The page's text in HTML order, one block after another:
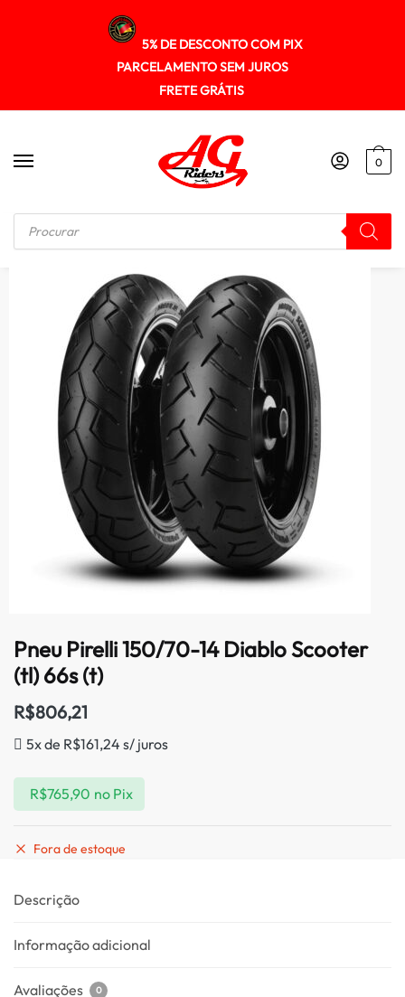
5% DE DESCONTO COM PIX
PARCELAMENTO SEM JUROS
FRETE GRÁTIS
0
Início / PNEUS
Pneu Pirelli 150/70-14 Diablo Scooter
(tl) 66s (t)
R$806,21
5x de R$161,24 s/ juros
R$765,90 no Pix
Fora de estoque
Descrição
Informação adicional
Avaliações 0